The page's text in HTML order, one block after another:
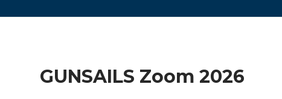
GUNSAILS Zoom 2026